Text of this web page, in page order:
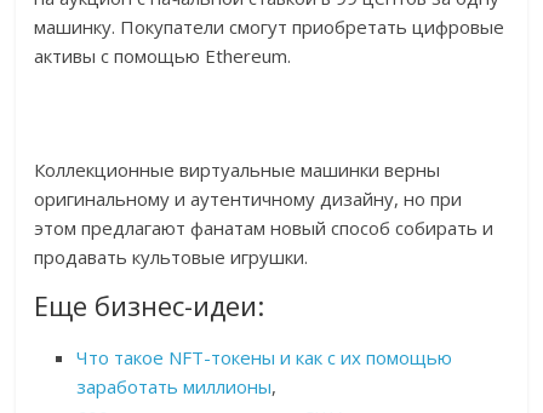
машинку. Покупатели смогут приобретать цифровые
активы с помощью Ethereum.
Коллекционные виртуальные машинки верны
оригинальному и аутентичному дизайну, но при
этом предлагают фанатам новый способ собирать и
продавать культовые игрушки.
Еще бизнес-идеи:
Что такое NFT-токены и как с их помощью
заработать миллионы,